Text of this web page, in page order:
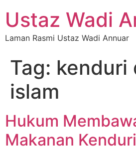
Ustaz Wadi
Laman Rasmi Ustaz Wadi Annuar
Tag: kenduri
islam
Hukum
Makanan Kenduri